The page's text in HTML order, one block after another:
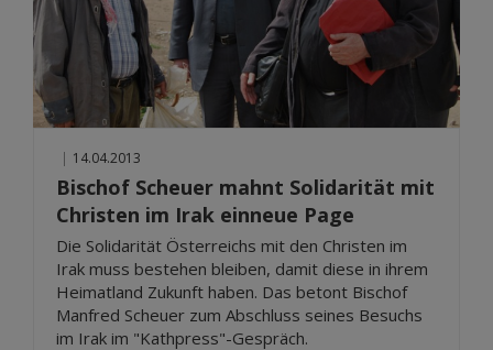
| 14.04.2013
Bischof Scheuer mahnt Solidarität mit
Christen im Irak einneue Page
Die Solidarität Österreichs mit den Christen im
Irak muss bestehen bleiben, damit diese in ihrem
Heimatland Zukunft haben. Das betont Bischof
Manfred Scheuer zum Abschluss seines Besuchs
im Irak im "Kathpress"-Gespräch.